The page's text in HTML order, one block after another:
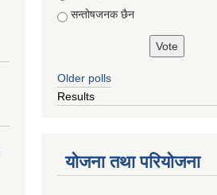
सन्तोषजनक छैन
Older polls
Results
योजना तथा परियोजना